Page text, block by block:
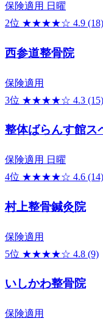
保険適用 日曜
2位 ★★★★☆ 4.9 (18)
西参道整骨院
保険適用
3位 ★★★★☆ 4.3 (15)
整体ばらんす館ス
保険適用 日曜
4位 ★★★★☆ 4.6 (14)
村上整骨鍼灸院
保険適用
5位 ★★★★☆ 4.8 (9)
いしかわ整骨院
保険適用